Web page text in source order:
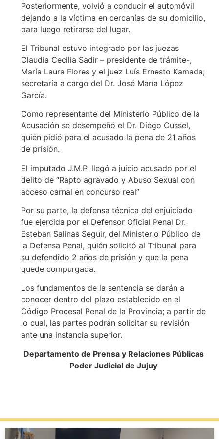
Posteriormente, volvió a conducir el automóvil
dejando a la víctima en cercanías de su domicilio,
para luego retirarse del lugar.
El Tribunal estuvo integrado por las juezas
Claudia Cecilia Sadir – presidente de trámite-,
María Laura Flores y el juez Luís Ernesto Kamada;
secretaría a cargo del Dr. José María López
García.
Como representante del Ministerio Público de la
Acusación se desempeñó el Dr. Diego Cussel,
quién pidió para el acusado la pena de 21 años
de prisión.
El imputado J.M.P. llegó a juicio acusado por el
delito de “Rapto agravado y Abuso Sexual con
acceso carnal en concurso real”
Por su parte, la defensa técnica del enjuiciado
fue ejercida por el Defensor Oficial Penal Dr.
Esteban Salinas Seguir, del Ministerio Público de
la Defensa Penal, quién solicitó al Tribunal para
su defendido 2 años de prisión y que la pena
quede compurgada.
Los fundamentos de la sentencia se darán a
conocer dentro del plazo establecido en el
Código Procesal Penal de la Provincia; a partir de
lo cual, las partes podrán solicitar su revisión
ante una instancia superior.
Departamento de Prensa y Relaciones Públicas
Poder Judicial de Jujuy